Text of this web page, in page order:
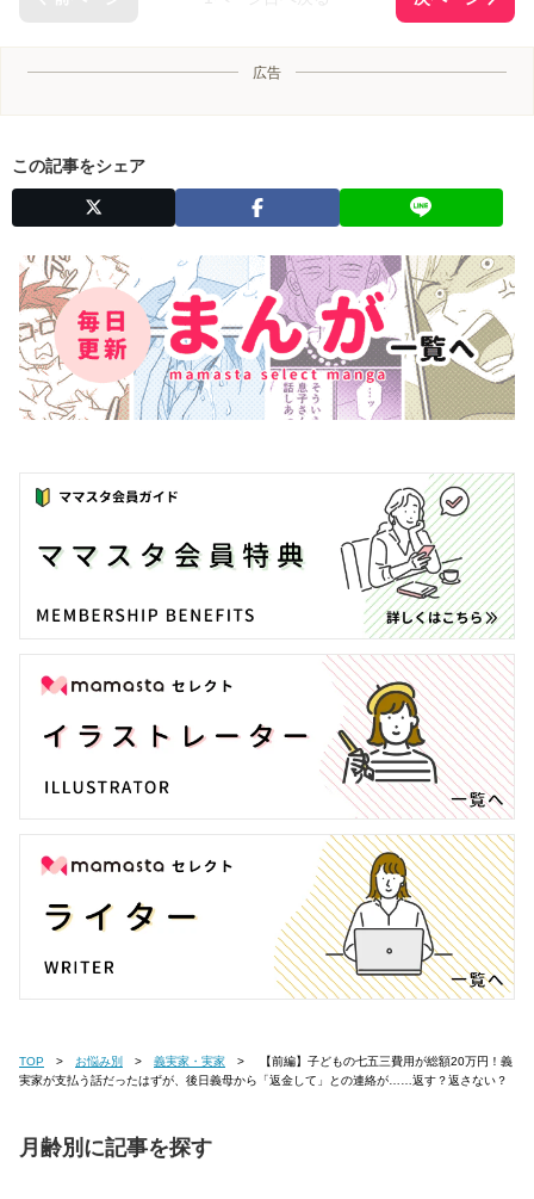
広告
この記事をシェア
TOP お悩み別 義実家・実家
実家が支払う話だったはずが、後日義母から「返金して」との連絡が……返す？返さない？
月齢別に記事を探す